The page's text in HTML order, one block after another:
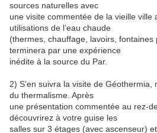
sources naturelles avec
une visite commentée de la vieille ville
utilisations de l’eau chaude
(thermes, chauffage, lavoirs,
terminera par une expérience
inédite à la source du Par.
2) S’en suivra la visite de
du thermalisme. Après
une présentation commentée au rez-
découvrirez à votre guise les
salles sur 3 étages (avec ascenseur)